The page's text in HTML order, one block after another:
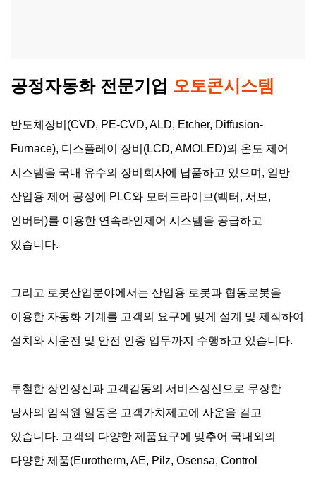
공정자동화 전문기업 오토콘시스템
반도체장비(CVD, PE-CVD, ALD, Etcher, Diffusion-
Furnace), 디스플레이 장비(LCD, AMOLED)의 온도 제어
시스템을 국내 유수의 장비회사에 납품하고 있으며, 일반
산업용 제어 공정에 PLC와 모터드라이브(벡터, 서보,
인버터)를 이용한 연속라인제어 시스템을 공급하고
있습니다.
그리고 로봇산업분야에서는 산업용 로봇과 협동로봇을
이용한 자동화 기계를 고객의 요구에 맞게 설계 및 제작하여
설치와 시운전 및 안전 인증 업무까지 수행하고 있습니다.
투철한 장인정신과 고객감동의 서비스정신으로 무장한
당사의 임직원 일동은 고객가치제고에 사운을 걸고
있습니다. 고객의 다양한 제품요구에 맞추어 국내외의
다양한 제품(Eurotherm, AE, Pilz, Osensa, Control